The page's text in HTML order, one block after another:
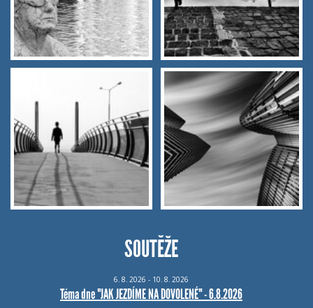
SOUTĚŽE
6. 8. 2026 - 10. 8. 2026
Téma dne "JAK JEZDÍME NA DOVOLENÉ" - 6.8.2026